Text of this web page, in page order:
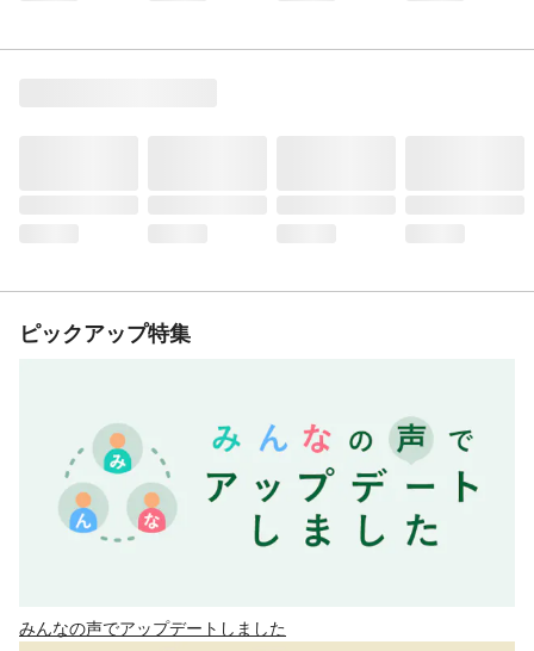
ピックアップ特集
みんなの声でアップデートしました